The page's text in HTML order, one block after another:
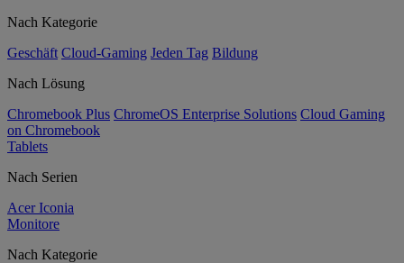
Nach Kategorie
Geschäft Cloud-Gaming Jeden Tag Bildung
Nach Lösung
Chromebook Plus ChromeOS Enterprise Solutions Cloud Gaming
on Chromebook
Tablets
Nach Serien
Acer Iconia
Monitore
Nach Kategorie